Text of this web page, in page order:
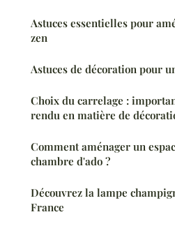
Astuces essentielles pour
zen
Astuces de décoration pour
Choix du carrelage :
rendu en matière de
Comment aménager un
chambre d'ado ?
Découvrez la lampe
France